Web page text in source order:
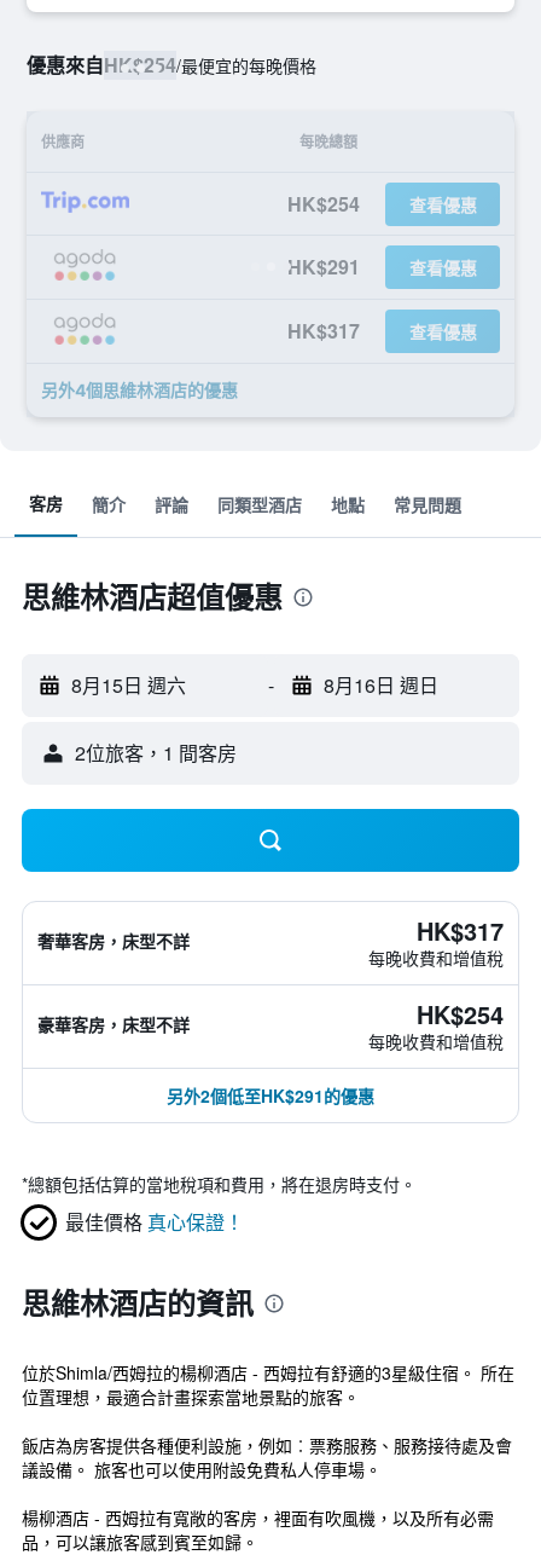
優惠來自HK$254/最便宜的每晚價格
供應商 每晚總額
HK$254 查看優惠
HK$291 查看優惠
HK$317 查看優惠
另外4個思維林酒店​的優惠
客房 簡介 評論 同類型酒店 地點 常見問題
思維林酒店超值優惠
8月15日 週六 - 8月16日 週日
2位旅客，1 間客房
奢華客房，床型不詳 HK$317
每晚收費和增值稅
豪華客房，床型不詳 HK$254
每晚收費和增值稅
另外2個低至HK$291的優惠
*總額包括估算的當地稅項和費用，將在退房時支付。
最佳價格 真心保證！
思維林酒店的資訊
位於Shimla/西姆拉的楊柳酒店 - 西姆拉有舒適的3星級住宿。 所在
位置理想，最適合計畫探索當地景點的旅客。
飯店為房客提供各種便利設施，例如︰票務服務、服務接待處及會
議設備。 旅客也可以使用附設免費私人停車場。
楊柳酒店 - 西姆拉有寬敞的客房，裡面有吹風機，以及所有必需
品，可以讓旅客感到賓至如歸。